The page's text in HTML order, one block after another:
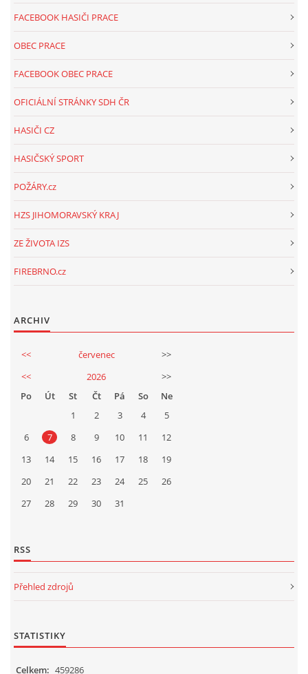
FACEBOOK HASIČI PRACE
OBEC PRACE
FACEBOOK OBEC PRACE
OFICIÁLNÍ STRÁNKY SDH ČR
HASIČI CZ
HASIČSKÝ SPORT
POŽÁRY.cz
HZS JIHOMORAVSKÝ KRAJ
ZE ŽIVOTA IZS
FIREBRNO.cz
ARCHIV
<< červenec
>>
<<
2026
>>
Po
Út St Čt Pá So
Ne
1
2 3 4
5
6
7 8 9 10 11
12
13
14 15 16 17 18
19
20
21 22 23 24 25
26
27
28 29 30 31
RSS
Přehled zdrojů
STATISTIKY
Celkem: 459286